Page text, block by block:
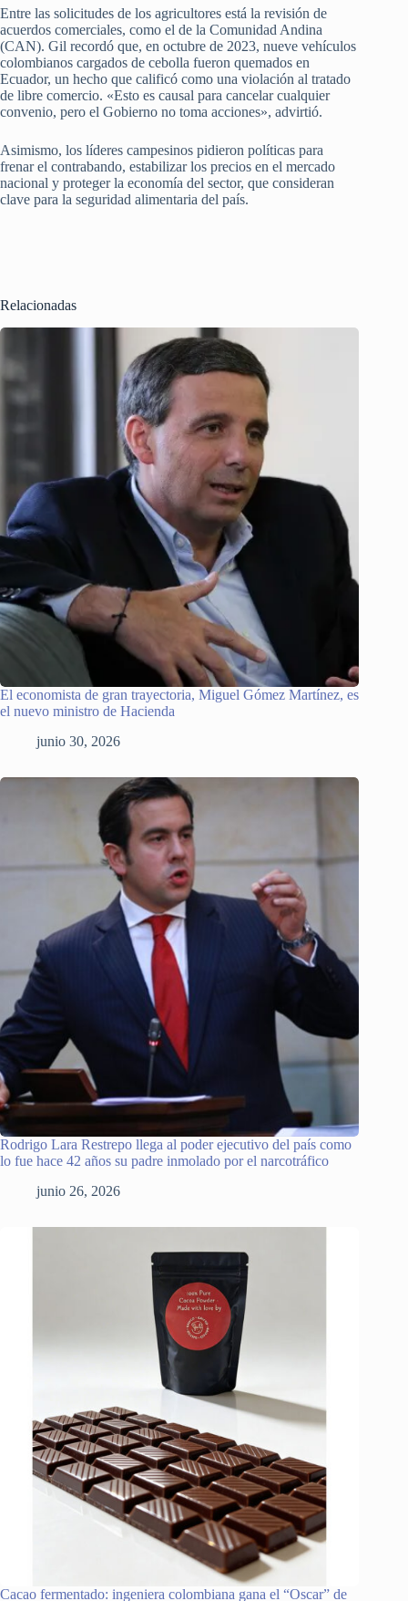
Entre las solicitudes de los agricultores está la revisión de
acuerdos comerciales, como el de la Comunidad Andina
(CAN). Gil recordó que, en octubre de 2023, nueve vehículos
colombianos cargados de cebolla fueron quemados en
Ecuador, un hecho que calificó como una violación al tratado
de libre comercio. «Esto es causal para cancelar cualquier
convenio, pero el Gobierno no toma acciones», advirtió.
Asimismo, los líderes campesinos pidieron políticas para
frenar el contrabando, estabilizar los precios en el mercado
nacional y proteger la economía del sector, que consideran
clave para la seguridad alimentaria del país.
Relacionadas
El economista de gran trayectoria, Miguel Gómez Martínez, es
el nuevo ministro de Hacienda
junio 30, 2026
Rodrigo Lara Restrepo llega al poder ejecutivo del país como
lo fue hace 42 años su padre inmolado por el narcotráfico
junio 26, 2026
Cacao fermentado: ingeniera colombiana gana el “Oscar” de